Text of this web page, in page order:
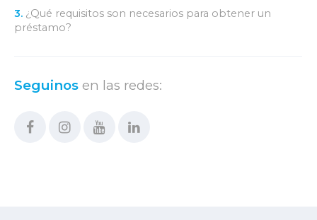
3. ¿Qué requisitos son necesarios para obtener un
préstamo?
Seguinos en las redes: